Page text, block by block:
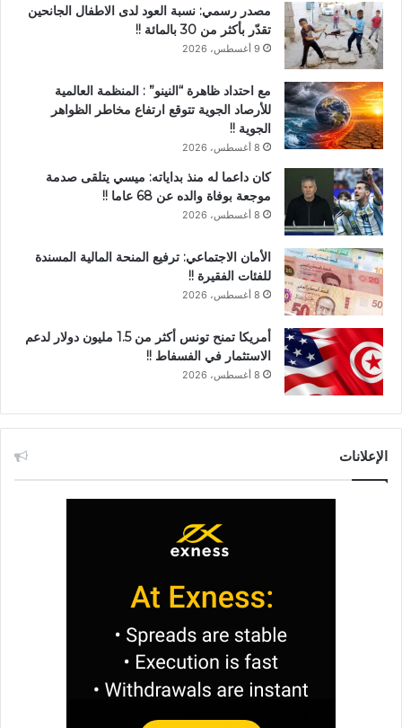
مصدر رسمي: نسبة العود لدى الاطفال الجانحين
تقدّر بأكثر من 30 بالمائة !!
9 أغسطس، 2026
مع احتداد ظاهرة “النينو” : المنظمة العالمية
للأرصاد الجوية تتوقع ارتفاع مخاطر الظواهر
الجوية !!
8 أغسطس، 2026
كان داعما له منذ بداياته: ميسي يتلقى صدمة
موجعة بوفاة والده عن 68 عاما !!
8 أغسطس، 2026
الأمان الاجتماعي: ترفيع المنحة المالية المسندة
للفئات الفقيرة !!
8 أغسطس، 2026
أمريكا تمنح تونس أكثر من 1.5 مليون دولار لدعم
الاستثمار في الفسفاط !!
8 أغسطس، 2026
الإعلانات